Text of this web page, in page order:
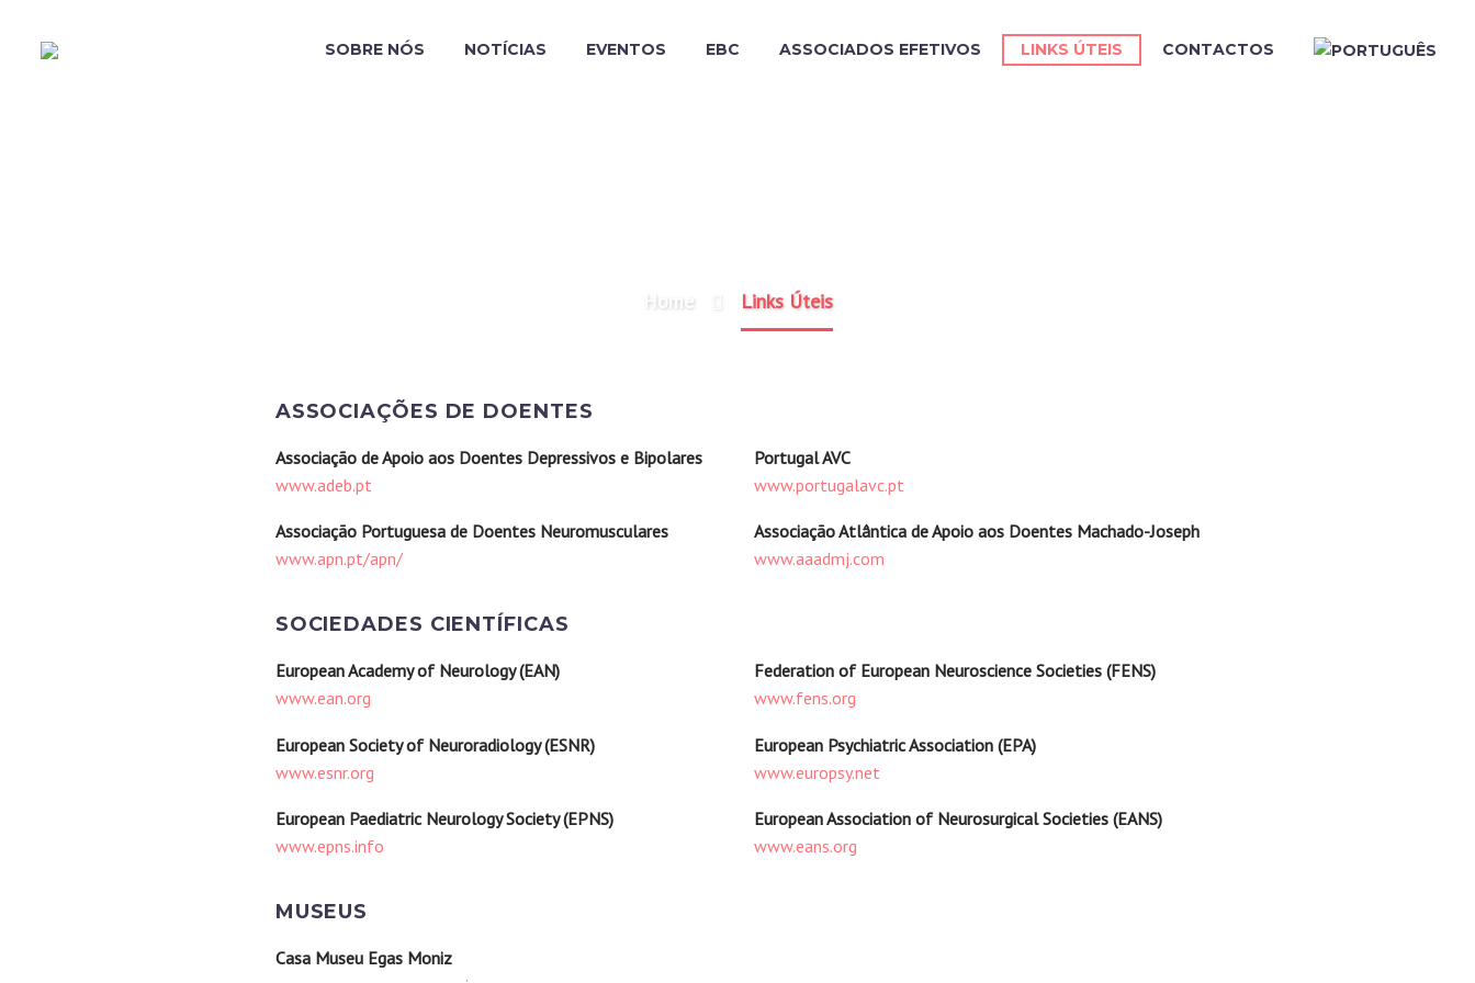
SOBRE NÓS NOTÍCIAS EVENTOS EBC ASSOCIADOS EFETIVOS LINKS ÚTEIS CONTACTOS
Home Links Úteis
ASSOCIAÇÕES DE DOENTES
Associação de Apoio aos Doentes Depressivos e Bipolares
www.adeb.pt
Associação Portuguesa de Doentes Neuromusculares
www.apn.pt/apn/
Portugal AVC
www.portugalavc.pt
Associação Atlântica de Apoio aos Doentes Machado-Joseph
www.aaadmj.com
SOCIEDADES CIENTÍFICAS
European Academy of Neurology (EAN)
www.ean.org
European Society of Neuroradiology (ESNR)
www.esnr.org
European Paediatric Neurology Society (EPNS)
www.epns.info
Federation of European Neuroscience Societies (FENS)
www.fens.org
European Psychiatric Association (EPA)
www.europsy.net
European Association of Neurosurgical Societies (EANS)
www.eans.org
MUSEUS
Casa Museu Egas Moniz